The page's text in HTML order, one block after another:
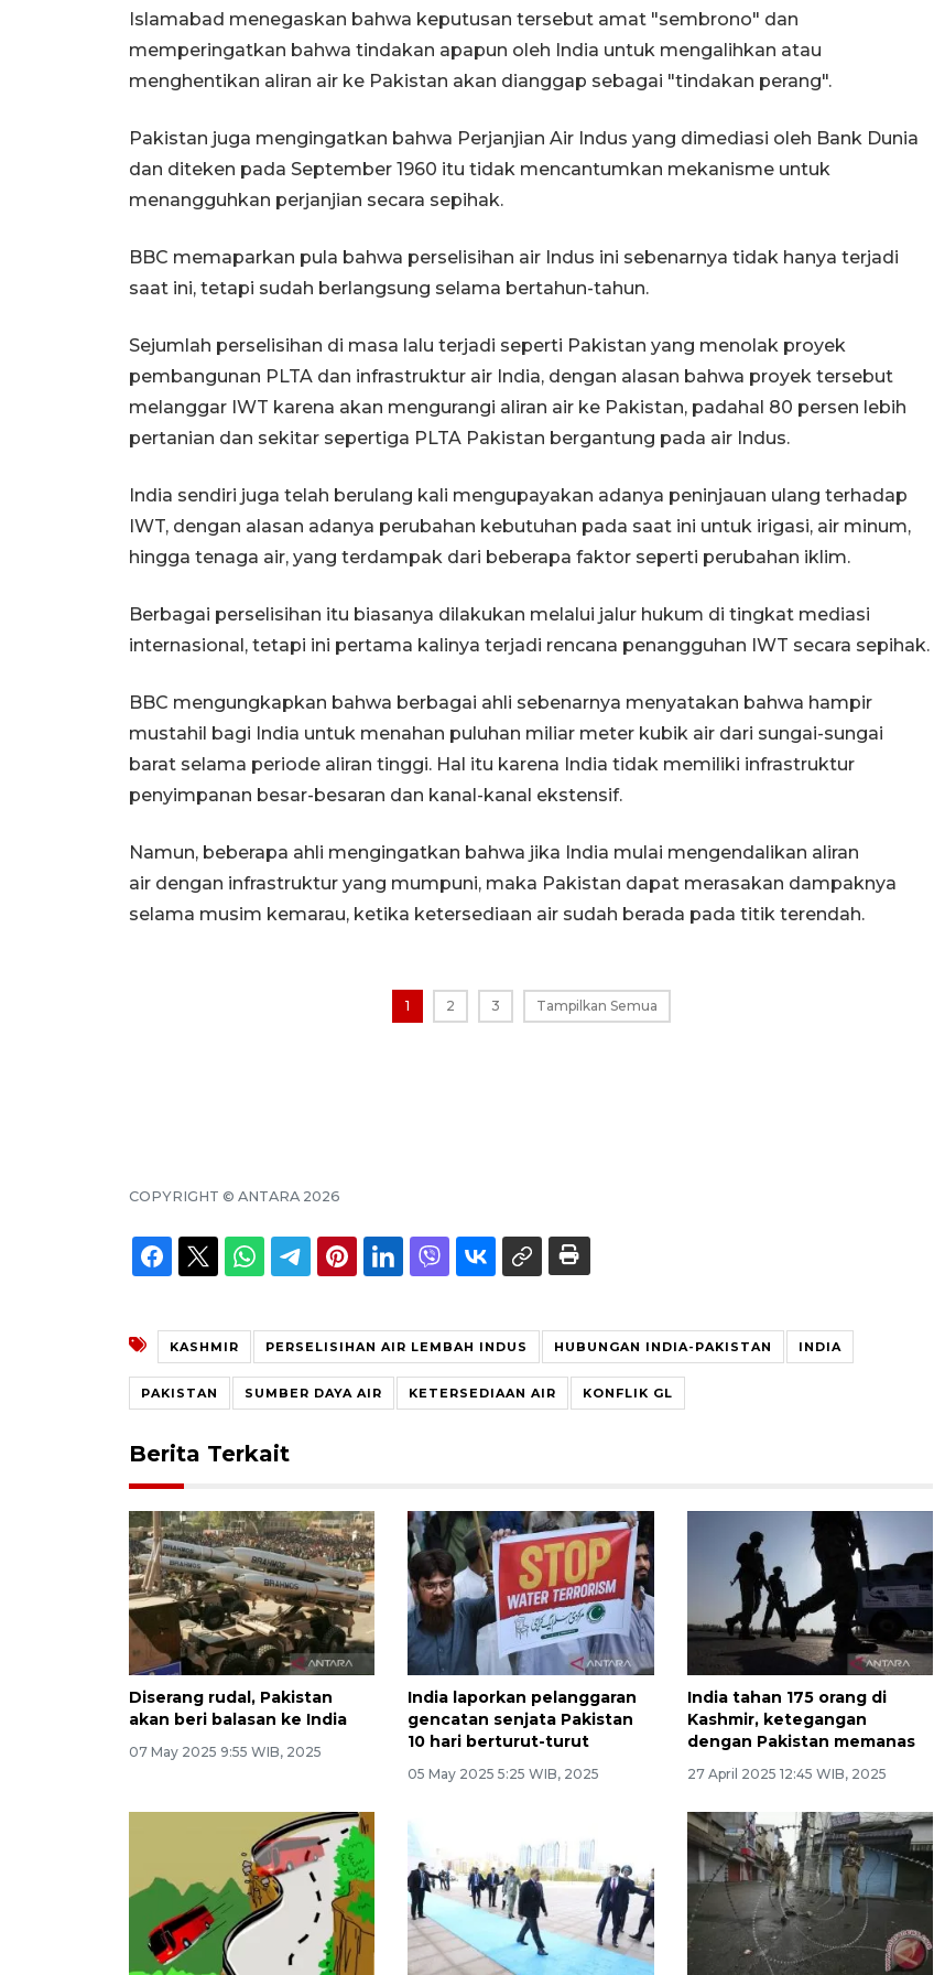
Islamabad menegaskan bahwa keputusan tersebut amat "sembrono" dan
memperingatkan bahwa tindakan apapun oleh India untuk mengalihkan atau
menghentikan aliran air ke Pakistan akan dianggap sebagai "tindakan perang".
Pakistan juga mengingatkan bahwa Perjanjian Air Indus yang dimediasi oleh Bank Dunia
dan diteken pada September 1960 itu tidak mencantumkan mekanisme untuk
menangguhkan perjanjian secara sepihak.
BBC memaparkan pula bahwa perselisihan air Indus ini sebenarnya tidak hanya terjadi
saat ini, tetapi sudah berlangsung selama bertahun-tahun.
Sejumlah perselisihan di masa lalu terjadi seperti Pakistan yang menolak proyek
pembangunan PLTA dan infrastruktur air India, dengan alasan bahwa proyek tersebut
melanggar IWT karena akan mengurangi aliran air ke Pakistan, padahal 80 persen lebih
pertanian dan sekitar sepertiga PLTA Pakistan bergantung pada air Indus.
India sendiri juga telah berulang kali mengupayakan adanya peninjauan ulang terhadap
IWT, dengan alasan adanya perubahan kebutuhan pada saat ini untuk irigasi, air minum,
hingga tenaga air, yang terdampak dari beberapa faktor seperti perubahan iklim.
Berbagai perselisihan itu biasanya dilakukan melalui jalur hukum di tingkat mediasi
internasional, tetapi ini pertama kalinya terjadi rencana penangguhan IWT secara sepihak.
BBC mengungkapkan bahwa berbagai ahli sebenarnya menyatakan bahwa hampir
mustahil bagi India untuk menahan puluhan miliar meter kubik air dari sungai-sungai
barat selama periode aliran tinggi. Hal itu karena India tidak memiliki infrastruktur
penyimpanan besar-besaran dan kanal-kanal ekstensif.
Namun, beberapa ahli mengingatkan bahwa jika India mulai mengendalikan aliran
air dengan infrastruktur yang mumpuni, maka Pakistan dapat merasakan dampaknya
selama musim kemarau, ketika ketersediaan air sudah berada pada titik terendah.
1 2 3 Tampilkan Semua
COPYRIGHT © ANTARA 2026
KASHMIR PERSELISIHAN AIR LEMBAH INDUS HUBUNGAN INDIA-PAKISTAN INDIA
PAKISTAN SUMBER DAYA AIR KETERSEDIAAN AIR KONFLIK GL
Berita Terkait
Diserang rudal, Pakistan
akan beri balasan ke India
07 May 2025 9:55 WIB, 2025
India laporkan pelanggaran
gencatan senjata Pakistan
10 hari berturut-turut
05 May 2025 5:25 WIB, 2025
India tahan 175 orang di
Kashmir, ketegangan
dengan Pakistan memanas
27 April 2025 12:45 WIB, 2025
Pameran seni rupa karya
seniman neurodivergen
03 August 2026 13:03 WIB